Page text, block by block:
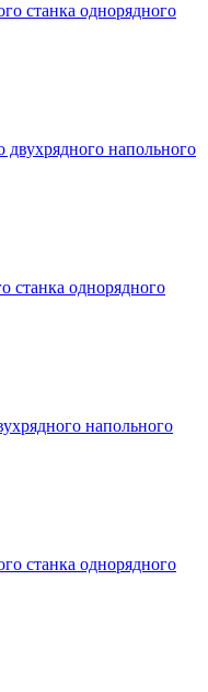
станка однорядного
двухрядного напольного
станка однорядного
напольного
станка однорядного